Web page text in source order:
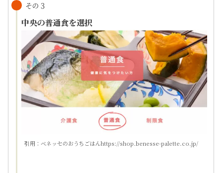
その３
中央の普通食を選択
引用：ベネッセのおうちごはんhttps://shop.benesse-palette.co.jp/